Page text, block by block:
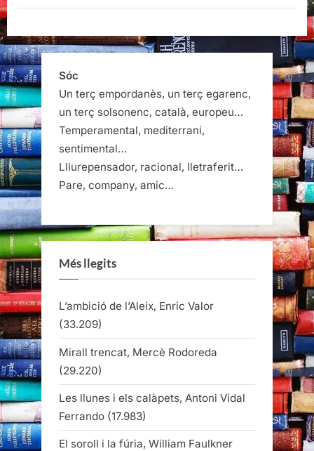
El
llibres”
Sóc
Un terç empordanès, un terç egarenc,
un terç solsonenc, català, europeu…
Temperamental, mediterrani,
sentimental…
Lliurepensador, racional, lletraferit…
Pare, company, amic…
Més llegits
L’ambició de l’Aleix, Enric Valor
(33.209)
Mirall trencat, Mercè Rodoreda
(29.220)
Les llunes i els calàpets, Antoni Vidal
Ferrando (17.983)
El soroll i la fúria, William Faulkner